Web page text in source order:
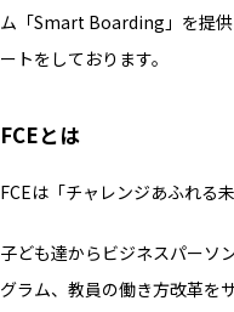
ム「Smart Boarding」を提供
ートをしております。
FCEとは
FCEは「チャレンジあふれる
子ども達からビジネスパーソ
グラム、教員の働き方改革を